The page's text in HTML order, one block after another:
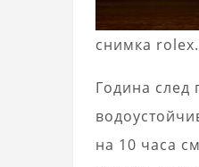
снимка
Година след
на 10 часа